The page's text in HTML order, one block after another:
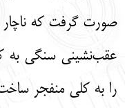
صورت گرفت که ناچار
عقب‌نشینی سنگی به
را به کلی منفجر